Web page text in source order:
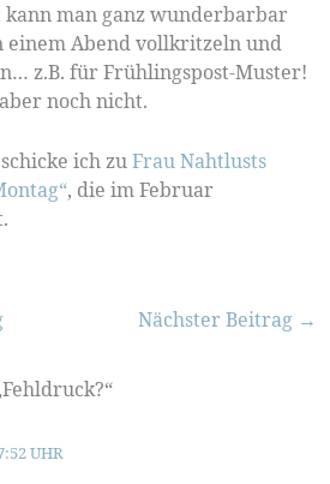
man ganz wunderbarbar
einem Abend vollkritzeln und
z.B. für Frühlingspost-Muster!
noch nicht.
ich zuFrau Nahtlusts
, die im Februar
Nächster Beitrag →
UHR